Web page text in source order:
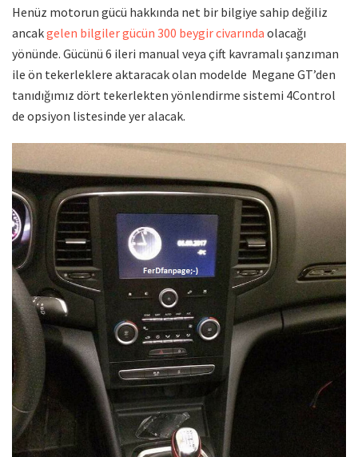
Henüz motorun gücü hakkında net bir bilgiye sahip değiliz
ancakgelen bilgiler gücün 300 beygir civarında olacağı
yönünde. Gücünü 6 ileri manual veya çift kavramalı şanzıman
ile ön tekerleklere aktaracak olan modelde Megane GT’den
tanıdığımız dört tekerlekten yönlendirme sistemi 4Control
de opsiyon listesinde yer alacak.